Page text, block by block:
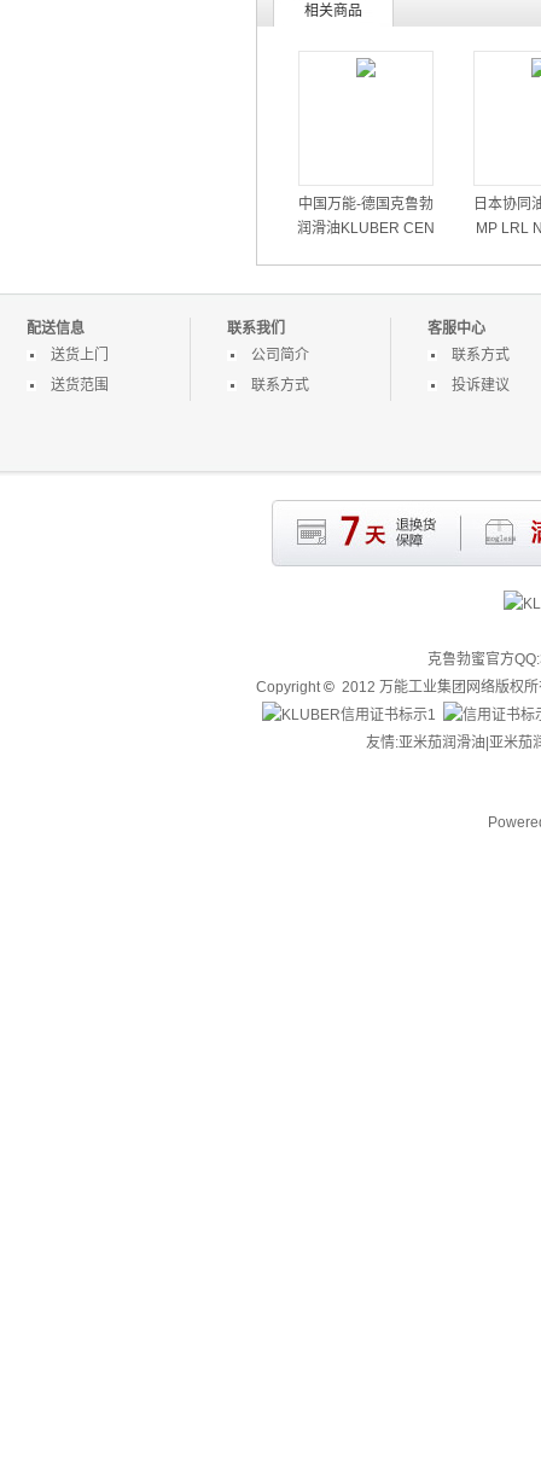
相关商品
中国万能-德国克鲁勃
润滑油KLUBER CEN
日本协同
MP LRL
配送信息
送货上门
送货范围
联系我们
公司简介
联系方式
客服中心
联系方式
投诉建议
克鲁勃蜜官方
Copyright© 2012 万能工业集团网络版权
友情:亚米茄润滑油| 亚米茄